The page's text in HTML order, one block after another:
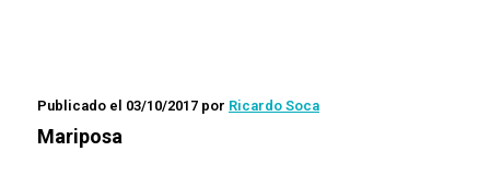
Publicado el 03/10/2017 por Ricardo Soca
Mariposa